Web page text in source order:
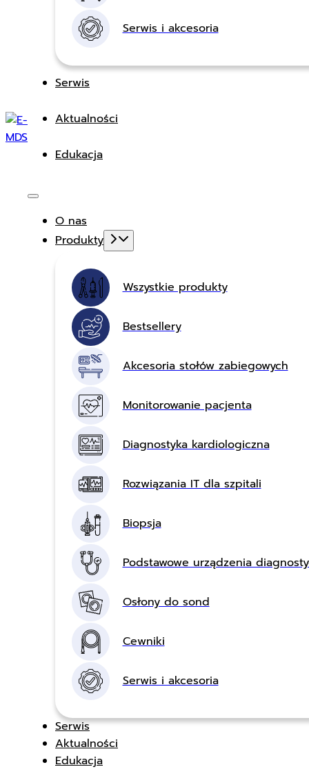
Serwis i akcesoria
Serwis
Aktualności
Edukacja
O nas
Produkty
Wszystkie produkty
Bestsellery
Akcesoria stołów zabiegowych
Monitorowanie pacjenta
Diagnostyka kardiologiczna
Rozwiązania IT dla szpitali
Biopsja
Podstawowe urządzenia
Osłony do sond
Cewniki
Serwis i akcesoria
Serwis
Aktualności
Edukacja